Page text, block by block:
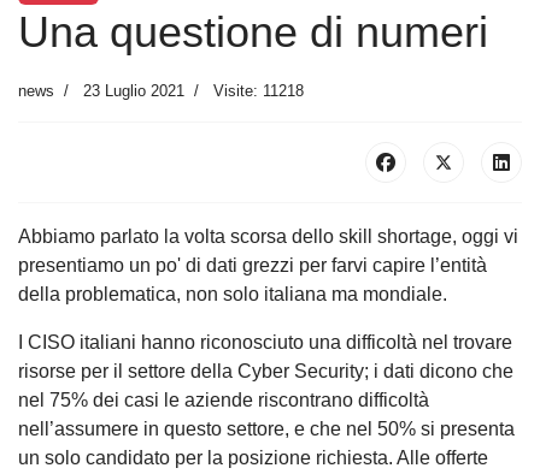
Una questione di numeri
news 23 Luglio 2021 Visite: 11218
Abbiamo parlato la volta scorsa dello skill shortage, oggi vi
presentiamo un po' di dati grezzi per farvi capire l’entità
della problematica, non solo italiana ma mondiale.
I CISO italiani hanno riconosciuto una difficoltà nel trovare
risorse per il settore della Cyber Security; i dati dicono che
nel 75% dei casi le aziende riscontrano difficoltà
nell’assumere in questo settore, e che nel 50% si presenta
un solo candidato per la posizione richiesta. Alle offerte